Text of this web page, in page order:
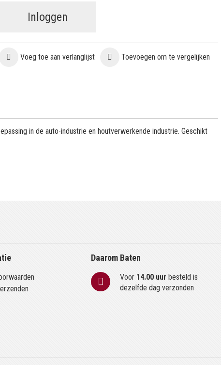
Inloggen
Voeg toe aan verlanglijst Toevoegen om te vergelijken
in de auto-industrie en houtverwerkende industrie. Geschikt
Daarom Baten
Voor 14.00 uur besteld is
dezelfde dag verzonden